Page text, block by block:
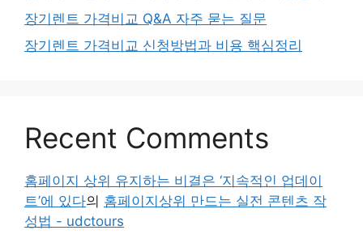
장기렌트 가격비교 Q&A 자주 묻는 질문
장기렌트 가격비교 신청방법과 비용 핵심정리
Recent Comments
홈페이지 상위 유지하는 비결은 ‘지속적인 업데이
트’에 있다의 홈페이지상위 만드는 실전 콘텐츠 작
성법 - udctours